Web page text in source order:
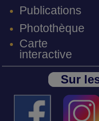
Publications
Photothèque
Carte
interactive
Sur